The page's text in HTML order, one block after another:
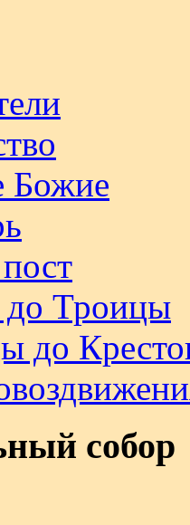
Божие
до Троицы
до
собор